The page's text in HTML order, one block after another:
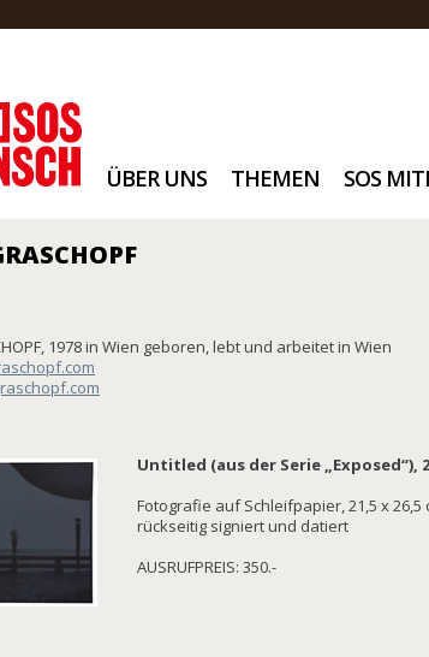
ÜBER UNS THEMEN SOS
1978 in Wien geboren, lebt und arbeitet in Wien
Untitled (aus der Serie „Exposed“),
Fotografie auf Schleifpapier, 21,5 x 26,5
rückseitig signiert und datiert
AUSRUFPREIS: 350.-